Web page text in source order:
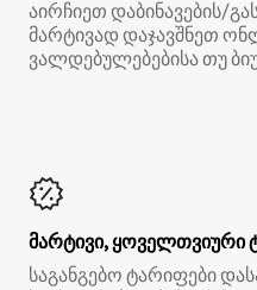
აირჩიეთ დაბინავების/
მარტივად დაჯავშნეთ
ვალდებულებებისა თუ
მარტივი, ყოველთვიური
საგანგებო ტარიფები